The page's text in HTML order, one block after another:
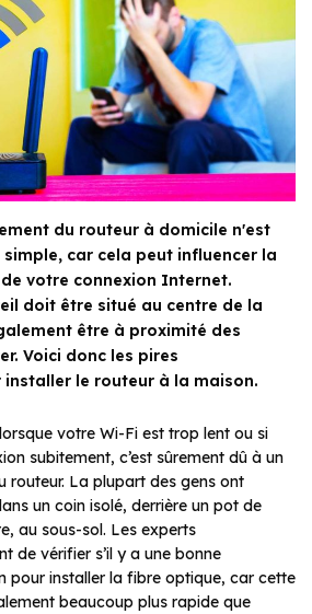
du routeur à domicile n'est
car cela peut influencer la
votre connexion Internet.
doit être situé au centre de la
être à proximité des
Voici donc les pires
le routeur à la maison.
votre Wi-Fi est trop lent ou si
subitement, c’est sûrement dû à un
routeur. La plupart des gens ont
un coin isolé, derrière un pot de
au sous-sol. Les experts
de vérifier s’il y a une bonne
pour installer la fibre optique, car cette
beaucoup plus rapide que